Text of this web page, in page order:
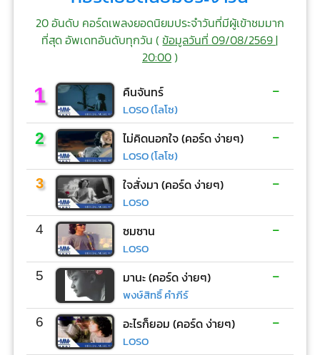
20 อันดับ คอร์ดเพลงยอดนิยมประจำวันที่มีผู้เข้าชมมาก
ที่สุด อัพเดทอันดับทุกวัน (ข้อมูลวันที่ 09/08/2569 |
20:00)
1 คืนจันทร์
LOSO (โลโซ)
-
2 ไม่คิดนอกใจ (คอร์ด ง่ายๆ)
LOSO (โลโซ)
-
3 ใจสั่งมา (คอร์ด ง่ายๆ)
LOSO
-
4 ซมซาน
LOSO
-
5 มานะ (คอร์ด ง่ายๆ)
พงษ์สิทธิ์ คำภีร์
-
6 อะไรก็ยอม (คอร์ด ง่ายๆ)
LOSO
-